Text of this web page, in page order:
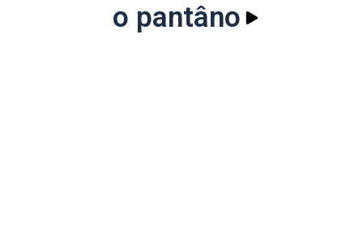
o pantâno